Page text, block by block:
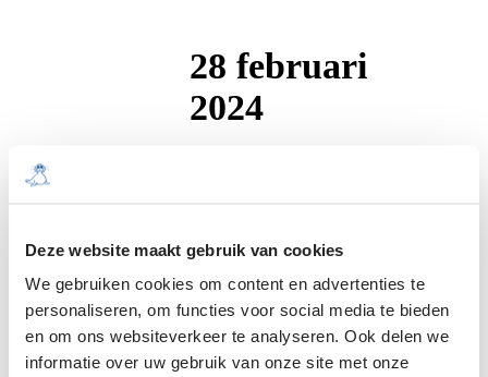
Deze website maakt gebruik van cookies
We gebruiken cookies om content en advertenties te
personaliseren, om functies voor social media te bieden
en om ons websiteverkeer te analyseren. Ook delen we
informatie over uw gebruik van onze site met onze
28 februari
2024